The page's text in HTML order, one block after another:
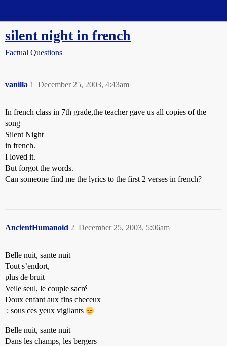
silent night in french
Factual Questions
vanilla December 25, 2003, 4:43am
1
In french class in 7th grade,the teacher gave us all copies of the
song
Silent Night
in french.
I loved it.
But forgot the words.
Can someone find me the lyrics to the first 2 verses in french?
AncientHumanoid December 25, 2003, 5:06am
2
Belle nuit, sante nuit
Tout s’endort,
plus de bruit
Veile seul, le couple sacré
Doux enfant aux fins checeux
|: sous ces yeux vigilants
Belle nuit, sante nuit
Dans les champs, les bergers